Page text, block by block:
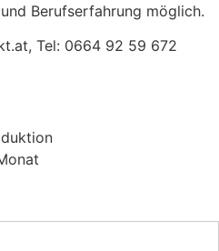
Berufserfahrung möglich.
Tel: 0664 92 59 672